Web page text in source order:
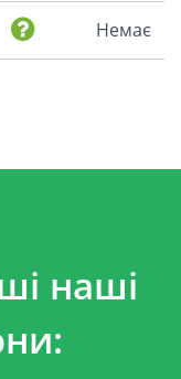
Немає
наші